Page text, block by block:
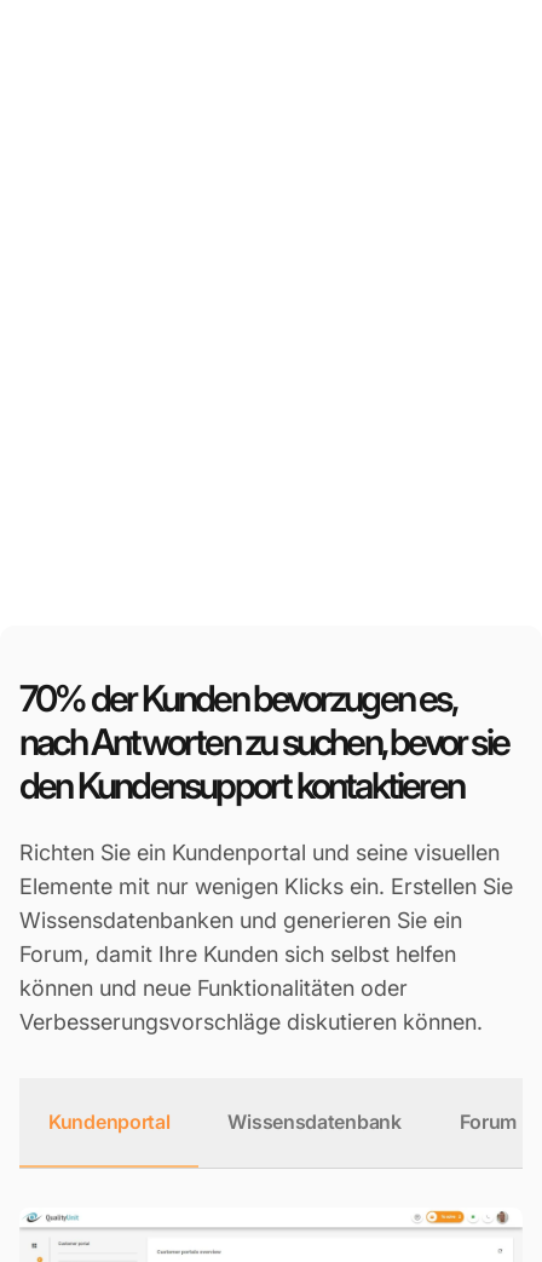
70% der Kunden bevorzugen es,
nach Antworten zu suchen, bevor sie
den Kundensupport kontaktieren
Richten Sie ein Kundenportal und seine visuellen
Elemente mit nur wenigen Klicks ein. Erstellen Sie
Wissensdatenbanken und generieren Sie ein
Forum, damit Ihre Kunden sich selbst helfen
können und neue Funktionalitäten oder
Verbesserungsvorschläge diskutieren können.
Kundenportal Wissensdatenbank Forum